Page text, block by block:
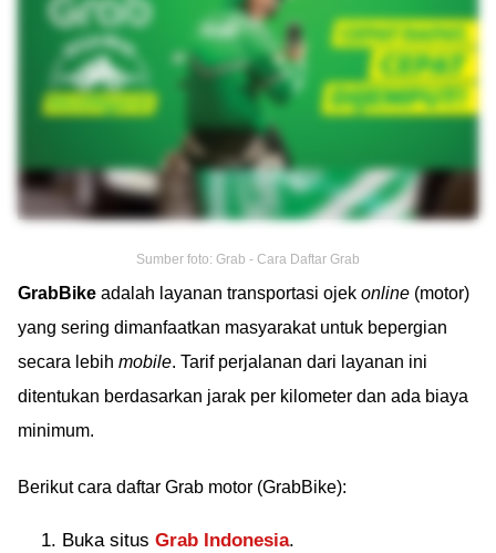
Sumber foto: Grab - Cara Daftar Grab
GrabBike adalah layanan transportasi ojek online (motor)
yang sering dimanfaatkan masyarakat untuk bepergian
secara lebih mobile. Tarif perjalanan dari layanan ini
ditentukan berdasarkan jarak per kilometer dan ada biaya
minimum.
Berikut cara daftar Grab motor (GrabBike):
Buka situs Grab Indonesia.